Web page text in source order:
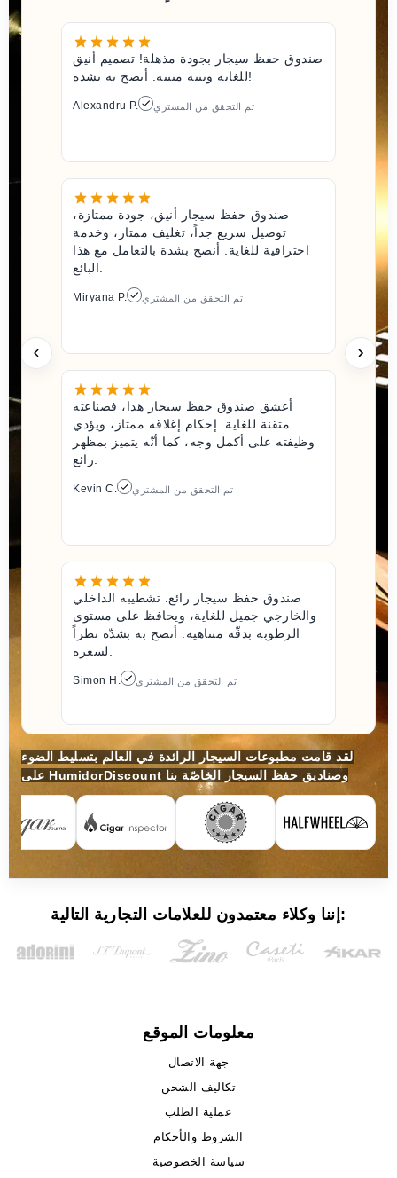
صندوق حفظ سيجار بجودة مذهلة! تصميم أنيق
للغاية وبنية متينة. أنصح به بشدة!
Alexandru P. تم التحقق من المشتري
صندوق حفظ سيجار أنيق، جودة ممتازة،
توصيل سريع جداً، تغليف ممتاز، وخدمة
احترافية للغاية. أنصح بشدة بالتعامل مع هذا
البائع.
Miryana P. تم التحقق من المشتري
أعشق صندوق حفظ سيجار هذا، فصناعته
متقنة للغاية. إحكام إغلاقه ممتاز، ويؤدي
وظيفته على أكمل وجه، كما أنّه يتميز بمظهر
رائع.
Kevin C. تم التحقق من المشتري
صندوق حفظ سيجار رائع. تشطيبه الداخلي
والخارجي جميل للغاية، ويحافظ على مستوى
الرطوبة بدقّة متناهية. أنصح به بشدّة نظراً
لسعره.
Simon H. تم التحقق من المشتري
لقد قامت مطبوعات السيجار الرائدة في العالم بتسليط الضوء
على HumidorDiscount وصناديق حفظ السيجار الخاصّة بنا
إننا وكلاء معتمدون للعلامات التجارية التالية:
معلومات الموقع
جهة الاتصال
تكاليف الشحن
عملية الطلب
الشروط والأحكام
سياسة الخصوصية